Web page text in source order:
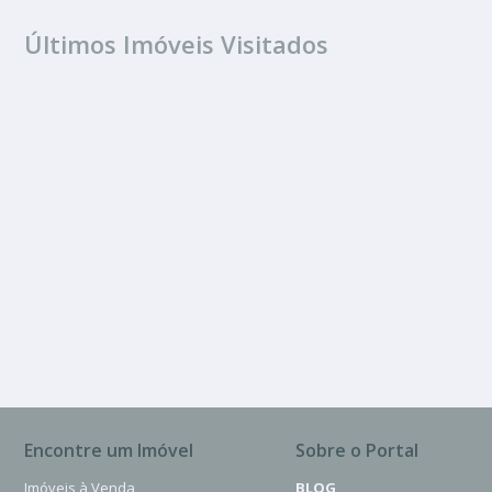
Últimos Imóveis Visitados
Encontre um Imóvel
Imóveis à Venda
Sobre o Portal
BLOG